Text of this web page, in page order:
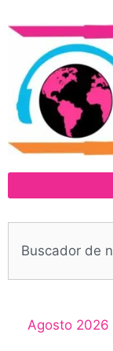
Agosto 2026